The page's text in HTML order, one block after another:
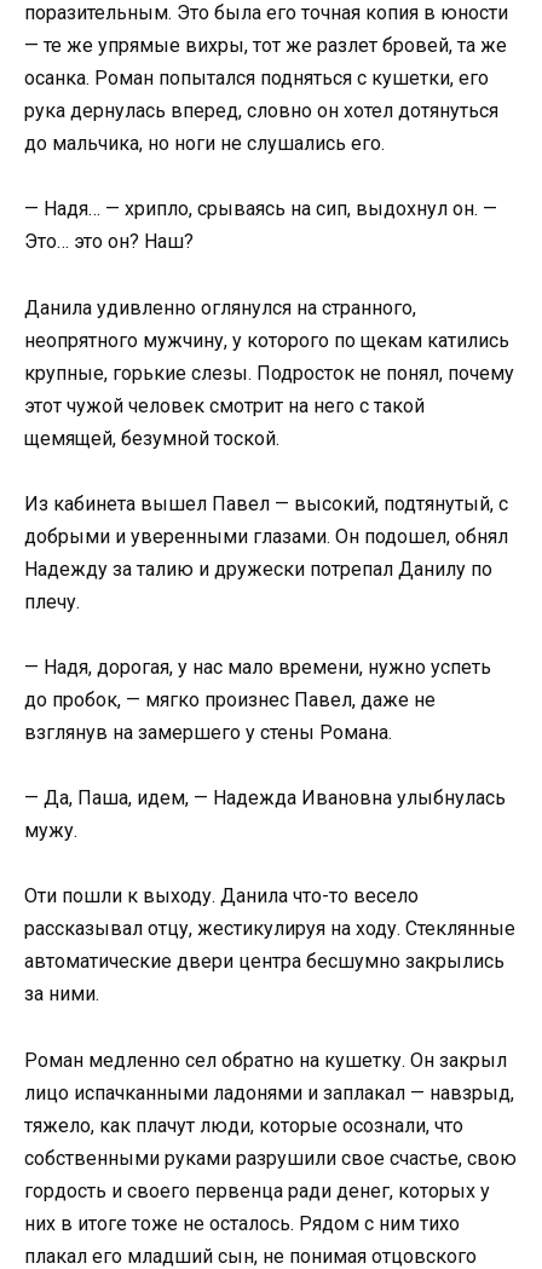
поразительным. Это была его точная копия в юности
— те же упрямые вихры, тот же разлет бровей, та же
осанка. Роман попытался подняться с кушетки, его
рука дернулась вперед, словно он хотел дотянуться
до мальчика, но ноги не слушались его.
— Надя… — хрипло, срываясь на сип, выдохнул он. —
Это… это он? Наш?
Данила удивленно оглянулся на странного,
неопрятного мужчину, у которого по щекам катились
крупные, горькие слезы. Подросток не понял, почему
этот чужой человек смотрит на него с такой
щемящей, безумной тоской.
Из кабинета вышел Павел — высокий, подтянутый, с
добрыми и уверенными глазами. Он подошел, обнял
Надежду за талию и дружески потрепал Данилу по
плечу.
— Надя, дорогая, у нас мало времени, нужно успеть
до пробок, — мягко произнес Павел, даже не
взглянув на замершего у стены Романа.
— Да, Паша, идем, — Надежда Ивановна улыбнулась
мужу.
Оти пошли к выходу. Данила что-то весело
рассказывал отцу, жестикулируя на ходу. Стеклянные
автоматические двери центра бесшумно закрылись
за ними.
Роман медленно сел обратно на кушетку. Он закрыл
лицо испачканными ладонями и заплакал — навзрыд,
тяжело, как плачут люди, которые осознали, что
собственными руками разрушили свое счастье, свою
гордость и своего первенца ради денег, которых у
них в итоге тоже не осталось. Рядом с ним тихо
плакал его младший сын, не понимая отцовского